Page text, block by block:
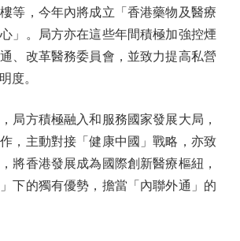
等，今年內將成立「香港藥物及醫療
」。局方亦在這些年間積極加強控煙
、改革醫務委員會，並致力提高私營
度。
方積極融入和服務國家發展大局，
，主動對接「健康中國」戰略，亦致
將香港發展成為國際創新醫療樞紐，
下的獨有優勢，擔當「內聯外通」的